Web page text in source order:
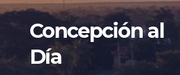
Concepción al
Día